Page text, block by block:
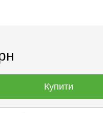
Купити